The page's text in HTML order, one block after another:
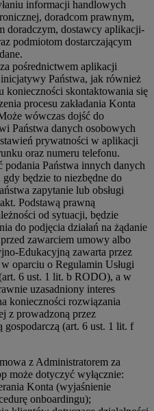
informacji handlowych
doradcom prawnym,
doradczym, dostawcy aplikacji-
podmiotom dostarczającym
pośrednictwem aplikacji
Państwa, jak również
konieczności skontaktowania się
procesu zakładania Konta
wówczas dojść do
Państwa danych osobowych
prywatności w aplikacji
oraz numeru telefonu.
podania Państwa innych danych
będzie to niezbędne do
zapytanie lub obsługi
Podstawą prawną
od sytuacji, będzie
do podjęcia działań na żądanie
zawarciem umowy albo
Edukacyjną zawarta przez
oparciu o Regulamin Usługi
6 ust. 1 lit. b RODO), a w
uzasadniony interes
konieczności rozwiązania
z prowadzoną przez
gospodarczą (art. 6 ust. 1 lit. f
z Administratorem za
może dotyczyć wyłącznie:
Konta (wyjaśnienie
onboardingu);